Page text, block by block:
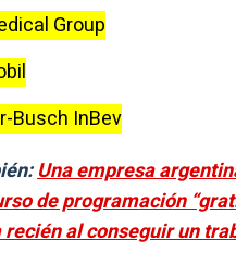
Group
Busch InBev
Una empresa
de programación
recién al conseguir un